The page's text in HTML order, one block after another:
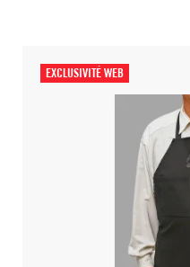
EXCLUSIVITÉ WEB